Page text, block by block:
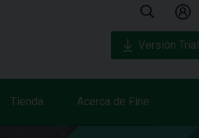
Tienda Acerca de Fine
Versión Trial